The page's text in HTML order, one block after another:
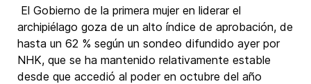
El Gobierno de la primera mujer en liderar el
archipiélago goza de un alto índice de aprobación, de
hasta un 62 % según un sondeo difundido ayer por
NHK, que se ha mantenido relativamente estable
desde que accedió al poder en octubre del año